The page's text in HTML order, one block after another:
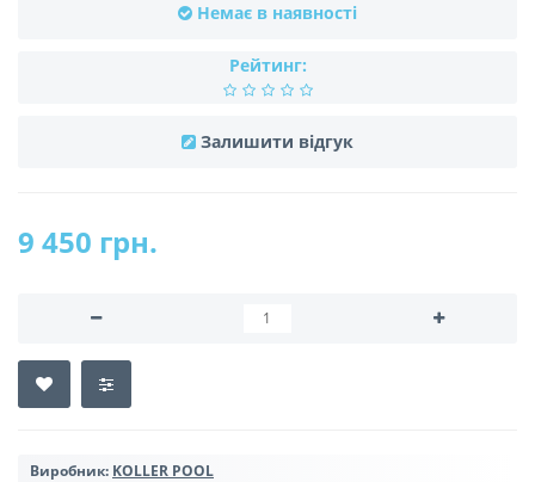
Немає в наявності
Рейтинг:
Залишити відгук
9 450 грн.
Виробник: KOLLER POOL